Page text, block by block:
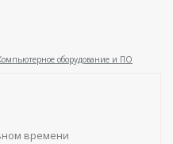
оборудование и ПО
времени